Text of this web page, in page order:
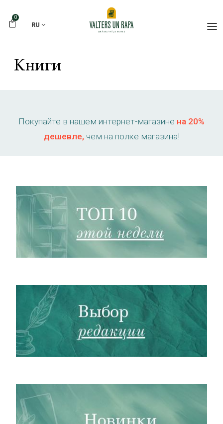
0
RU
Книги
Покупайте в нашем интернет-магазине на 20%
дешевле, чем на полке магазина!